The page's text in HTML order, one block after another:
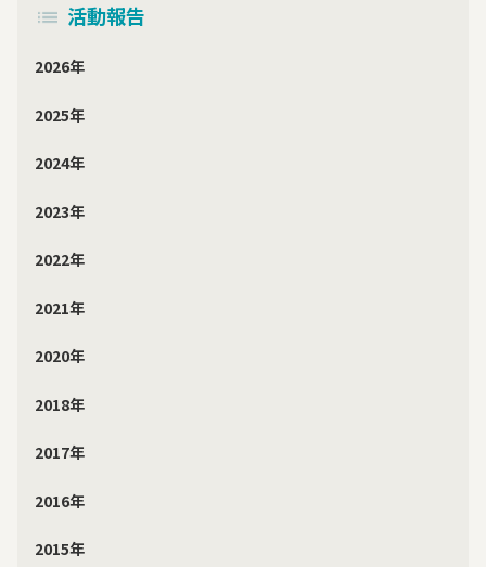
活動報告
2026年
2025年
2024年
2023年
2022年
2021年
2020年
2018年
2017年
2016年
2015年